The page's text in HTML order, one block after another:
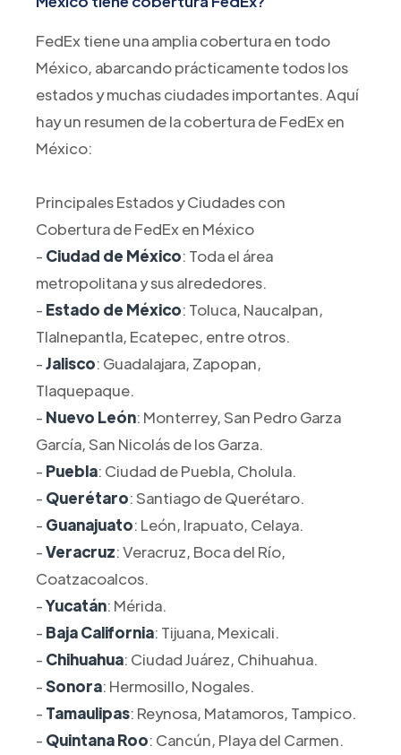
FedEx tiene una amplia cobertura en todo
México, abarcando prácticamente todos los
estados y muchas ciudades importantes. Aquí
hay un resumen de la cobertura de FedEx en
México:
Principales Estados y Ciudades con
Cobertura de FedEx en México
- Ciudad de México: Toda el área
metropolitana y sus alrededores.
- Estado de México: Toluca, Naucalpan,
Tlalnepantla, Ecatepec, entre otros.
-Jalisco: Guadalajara, Zapopan,
Tlaquepaque.
- Nuevo León: Monterrey, San Pedro Garza
García, San Nicolás de los Garza.
- Puebla: Ciudad de Puebla, Cholula.
- Querétaro: Santiago de Querétaro.
- Guanajuato: León, Irapuato, Celaya.
-Veracruz: Veracruz, Boca del Río,
Coatzacoalcos.
-Yucatán: Mérida.
- Baja California: Tijuana, Mexicali.
- Chihuahua: Ciudad Juárez, Chihuahua.
-Sonora: Hermosillo, Nogales.
- Tamaulipas: Reynosa, Matamoros, Tampico.
- Quintana Roo: Cancún, Playa del Carmen.